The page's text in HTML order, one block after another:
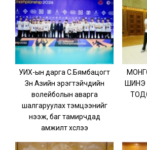
УИХ-ын дарга С.Бямбацогт
Зүүн Азийн эрэгтэйчүүдийн
волейболын аварга
шалгаруулах тэмцээнийг
нээж, баг тамирчдад
амжилт хүслээ
ШИНЭ